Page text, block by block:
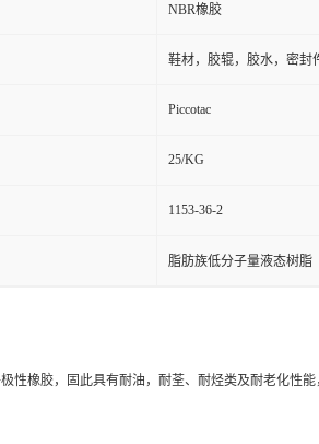
NBR橡胶
鞋材，胶辊，胶水，密封
Piccotac
25/KG
1153-36-2
脂肪族低分子量液态树脂
性橡胶，固此具有耐油，耐荃、耐烃类及耐老化性